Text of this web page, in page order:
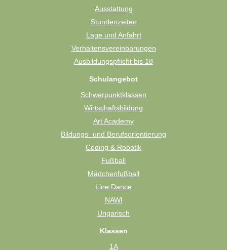
Ausstattung
Stundenzeiten
Lage und Anfahrt
Verhaltensvereinbarungen
Ausbildungspflicht bis 18
Schulangebot
Schwerpunktklassen
Wirtschaftsbildung
Art Academy
Bildungs- und Berufsorientierung
Coding & Robotik
Fußball
Mädchenfußball
Line Dance
NAWI
Ungarisch
Klassen
1A